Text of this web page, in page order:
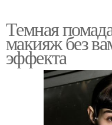
Темная
макияж без
эффекта